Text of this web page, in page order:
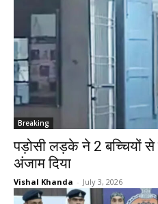
Breaking
पड़ोसी लड़के ने 2 बच्चियों से
अंजाम दिया
Vishal Khanda - July 3, 2026